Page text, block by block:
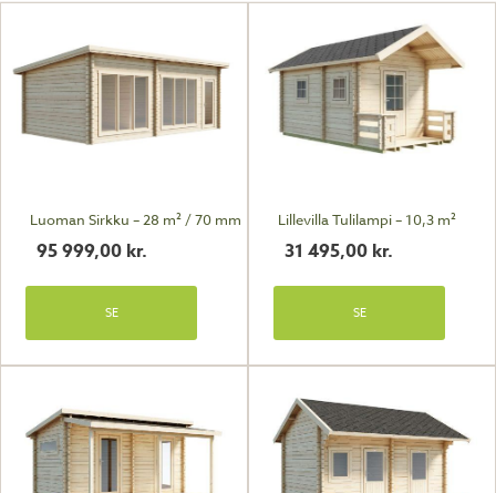
Luoman Sirkku – 28 m² / 70 mm
95 999,00 kr.
SE
Lillevilla Tulilampi – 10,3 m²
31 495,00 kr.
SE